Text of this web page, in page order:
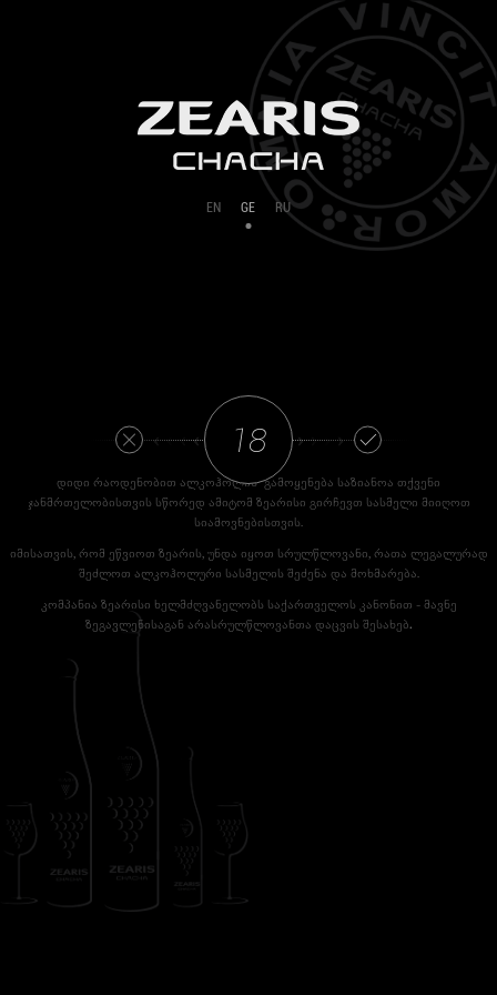
EN GE RU
‹ ‹ ‹ ‹ › › › ›
დიდი რაოდენობით ალკოჰოლის გამოყენება საზიანოა თქვენი
ჯანმრთელობისთვის სწორედ ამიტომ ზეარისი გირჩევთ სასმელი მიიღოთ
სიამოვნებისთვის.
იმისათვის, რომ ეწვიოთ ზეარის, უნდა იყოთ სრულწლოვანი, რათა ლეგალურად
შეძლოთ ალკოჰოლური სასმელის შეძენა და მოხმარება.
კომპანია ზეარისი ხელმძღვანელობს საქართველოს კანონით - მავნე
ზეგავლენისაგან არასრულწლოვანთა დაცვის შესახებ.